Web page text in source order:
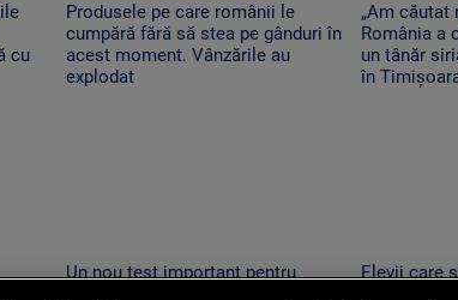
cu
Produsele pe care românii le
cumpără fără să stea pe gânduri în
acest moment. Vânzările au
explodat
„Am căutat
România a
un tânăr
în
Un nou test important pentru
Elevii care